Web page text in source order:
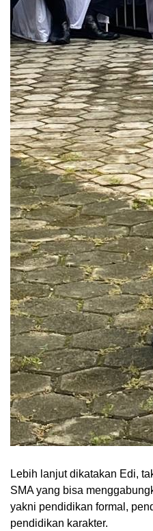
Lebih lanjut dikatakan Edi,
SMA yang bisa
yakni pendidikan formal,
pendidikan karakter.